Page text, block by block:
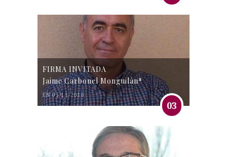
FIRMA INVITADA
Jaime Carbonel Monguilán*
EN 05/11/2016
03